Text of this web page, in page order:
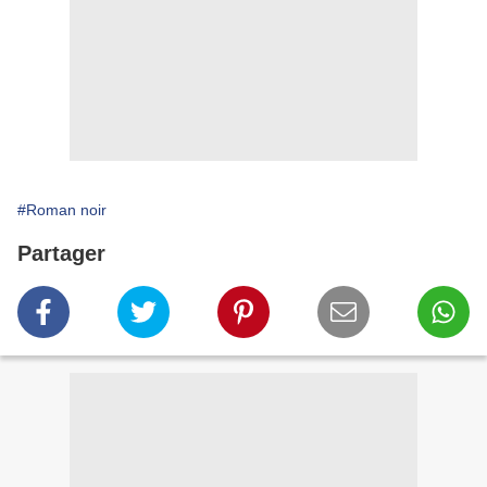
#Roman noir
Partager